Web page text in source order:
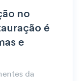
no
é
e
da